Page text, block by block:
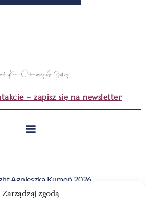
Zarządzaj zgodą
– zapisz się na newsletter
Agnieszka Kumoń 2026.
i teksty prezentowane na tej stronie